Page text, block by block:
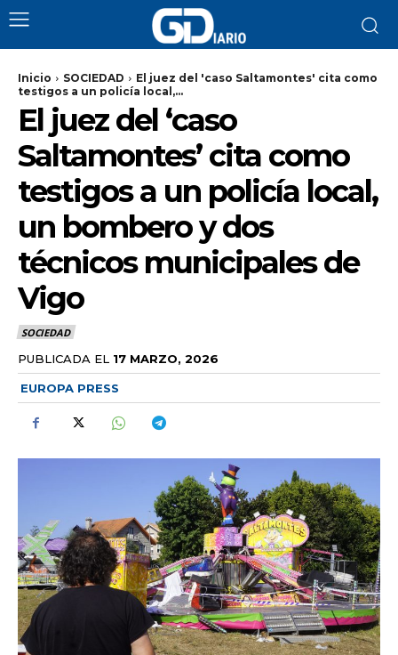
Inicio SOCIEDAD
El juez del 'caso Saltamontes' cita como
testigos a un policía local,...
El juez del ‘caso
Saltamontes’ cita como
testigos a un policía local,
un bombero y dos
técnicos municipales de
Vigo
SOCIEDAD
PUBLICADA EL 17 MARZO, 2026
EUROPA PRESS